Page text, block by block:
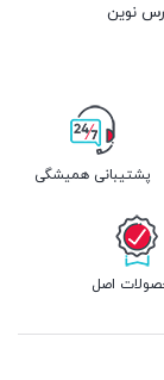
پشتیبانی همیشگی
اصل